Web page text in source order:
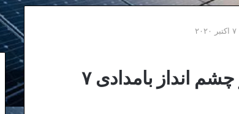
موضع ایران در بحران قره باغ در چشم انداز بامدادی ۷